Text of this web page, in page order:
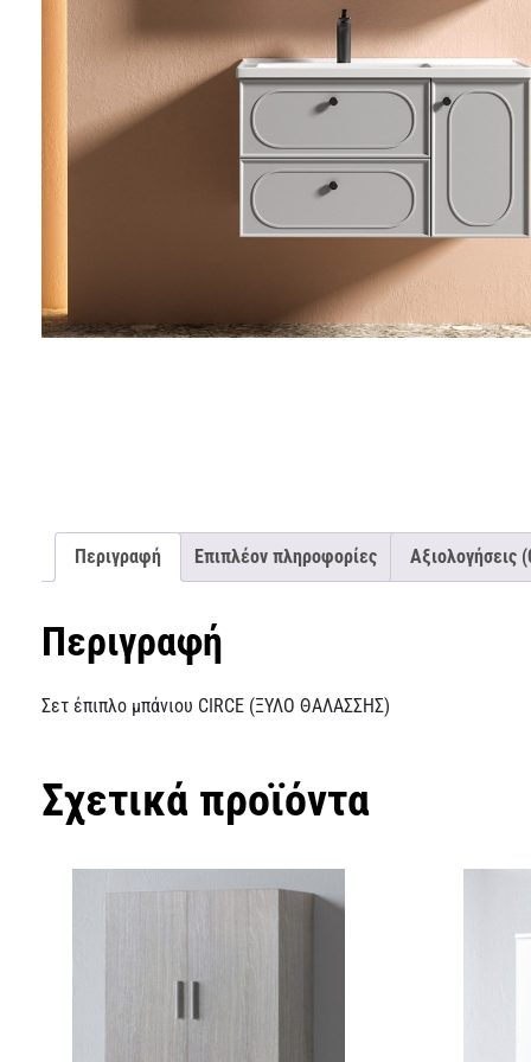
Περιγραφή Επιπλέον πληροφορίες Αξιολογήσεις
Περιγραφή
Σετ έπιπλο μπάνιου CIRCE (ΞΥΛΟ ΘΑΛΑΣΣΗΣ)
Σχετικά προϊόντα